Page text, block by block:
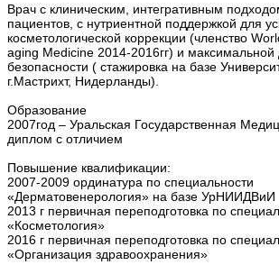
Врач с клиническим, интегративным
пациентов, с нутриентной поддержкой для
косметологической коррекции (членство
aging Medicine 2014-2016гг) и максимальной
безопасности ( стажировка на базе
г.Мастрихт, Нидерланды).
Образование
2007год – Уральская Государственная
диплом с отличием
Повышение квалификации:
2007-2009 ординатура по специальности
«Дерматовенерология» на базе УрНИИДВиИ
2013 г первичная переподготовка по
«Косметология»
2016 г первичная переподготовка по
«Организация здравоохранения»